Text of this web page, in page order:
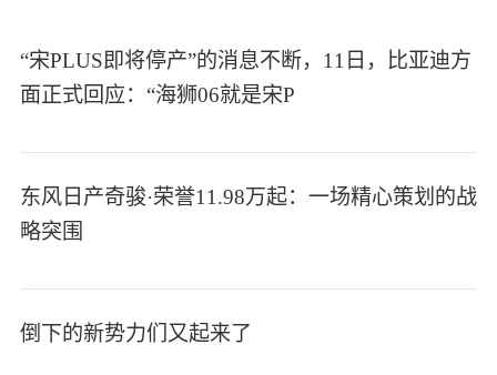
“宋PLUS即将停产”的消息不断，11日，比亚迪方
面正式回应：“海狮06就是宋P
东风日产奇骏·荣誉11.98万起：一场精心策划的战
略突围
倒下的新势力们又起来了